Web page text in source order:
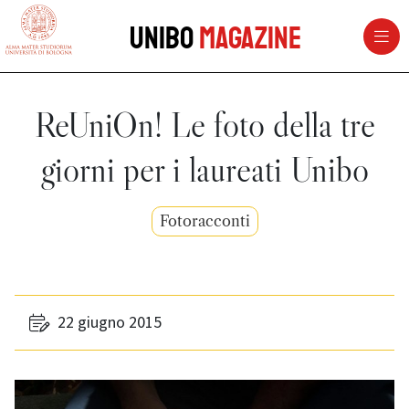
vai al contenuto della pagina
UniboMagazine
ReUniOn! Le foto della tre
giorni per i laureati Unibo
Fotoracconti
22 giugno 2015